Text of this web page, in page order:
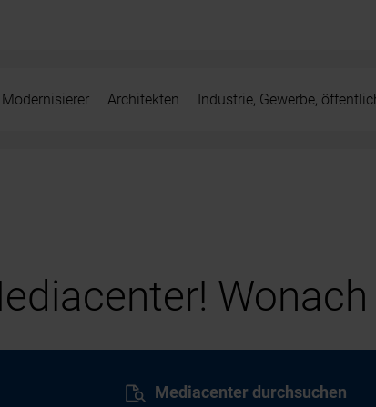
Architekten Industrie, Gewerbe,
Wonach
Mediacenter durchsuchen